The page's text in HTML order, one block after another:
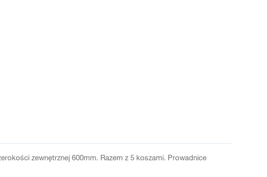
zewnętrznej 600mm. Razem z 5 koszami. Prowadnice